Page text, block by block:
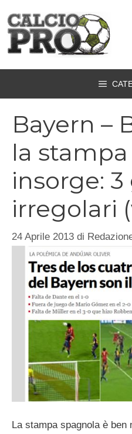
contenuto
Bayern –
la
insorge: 3
irregolari
24 Aprile 2013 di
La stampa spagnola è ben